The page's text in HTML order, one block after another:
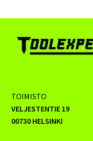
TOIMISTO
VELJESTENTIE 19
00730 HELSINKI